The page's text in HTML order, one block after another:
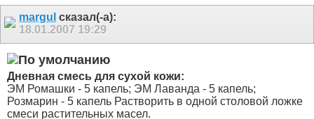
margul сказал(-а):
18.01.2007 19:29
Дневная смесь для сухой кожи:
ЭМ Ромашки - 5 капель; ЭМ Лаванда - 5 капель;
Розмарин - 5 капель Растворить в одной столовой ложке
смеси растительных масел.